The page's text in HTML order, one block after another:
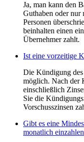
Ja, man kann den
Guthaben oder nur
Personen
beinhalten einen
Übernehmer zahlt.
Ist eine vorzeitige
Die Kündigung des
möglich. Nach der
einschließlich
Sie die
Vorschusszinsen
Gibt es eine
monatlich